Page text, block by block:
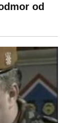
od